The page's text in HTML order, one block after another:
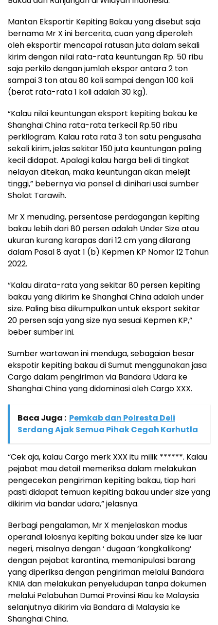
Mantan Eksportir Kepiting Bakau yang disebut saja
bernama Mr X ini bercerita, cuan yang diperoleh
oleh eksportir mencapai ratusan juta dalam sekali
kirim dengan nilai rata-rata keuntungan Rp. 50 ribu
saja perkilo dengan jumlah ekspor antara 2 ton
sampai 3 ton atau 80 koli sampai dengan 100 koli
(berat rata-rata 1 koli adalah 30 kg).
“Kalau nilai keuntungan eksport kepiting bakau ke
Shanghai China rata-rata terkecil Rp.50 ribu
perkilogram. Kalau rata rata 3 ton satu pengusaha
sekali kirim, jelas sekitar 150 juta keuntungan paling
kecil didapat. Apalagi kalau harga beli di tingkat
nelayan ditekan, maka keuntungan akan melejit
tinggi,” bebernya via ponsel di dinihari usai sumber
Sholat Tarawih.
Mr X menuding, persentase perdagangan kepiting
bakau lebih dari 80 persen adalah Under Size atau
ukuran kurang karapas dari 12 cm yang dilarang
dalam Pasal 8 ayat 1 (b) Kepmen KP Nomor 12 Tahun
2022.
“Kalau dirata-rata yang sekitar 80 persen kepiting
bakau yang dikirim ke Shanghai China adalah under
size. Paling bisa dikumpulkan untuk eksport sekitar
20 persen saja yang size nya sesuai Kepmen KP,”
beber sumber ini.
Sumber wartawan ini menduga, sebagaian besar
ekspotir kepiting bakau di Sumut menggunakan jasa
Cargo dalam pengiriman via Bandara Udara ke
Shanghai China yang didominasi oleh Cargo XXX.
Baca Juga : Pemkab dan Polresta Deli
Serdang Ajak Semua Pihak Cegah Karhutla
“Cek aja, kalau Cargo merk XXX itu milik ******. Kalau
pejabat mau detail memeriksa dalam melakukan
pengecekan pengiriman kepiting bakau, tiap hari
pasti didapat temuan kepiting bakau under size yang
dikirim via bandar udara,” jelasnya.
Berbagi pengalaman, Mr X menjelaskan modus
operandi lolosnya kepiting bakau under size ke luar
negeri, misalnya dengan ‘ dugaan ‘kongkalikong’
dengan pejabat karantina, memanipulasi barang
yang diperiksa dengan pengiriman melalui Bandara
KNIA dan melakukan penyeludupan tanpa dokumen
melalui Pelabuhan Dumai Provinsi Riau ke Malaysia
selanjutnya dikirim via Bandara di Malaysia ke
Shanghai China.